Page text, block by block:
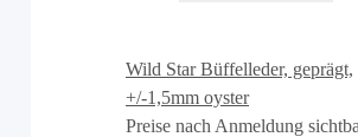
Wild Star Büffelleder, geprägt,
+/-1,5mm oyster
Preise nach Anmeldung